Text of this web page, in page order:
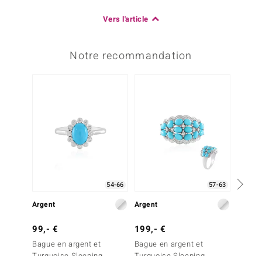
Vers l'article
Notre recommandation
54-66
Argent
99,- €
Bague en argent et
57-63
Argent
199,- €
Bague en argent et